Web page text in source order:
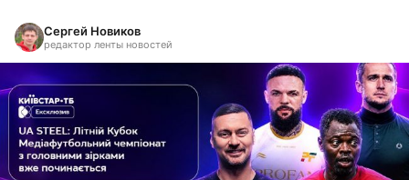
Сергей Новиков
редактор ленты новостей